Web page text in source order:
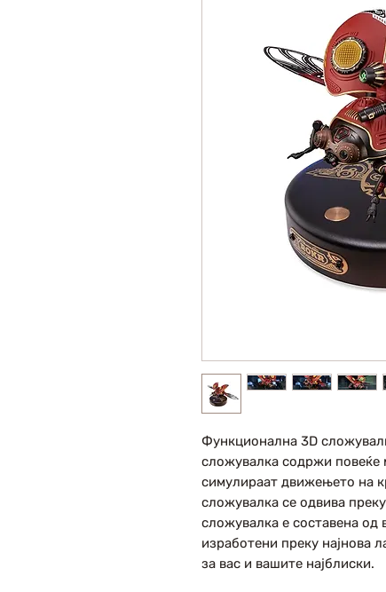
Функционална 3D
сложувалка содржи повеќе
симулираат движењето на
сложувалка се одвива
сложувалка е составена од
изработени преку најнова
за вас и вашите најблиски.